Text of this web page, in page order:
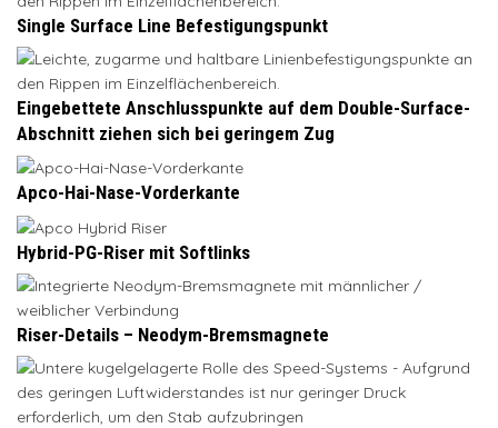
Single Surface Line Befestigungspunkt
Eingebettete Anschlusspunkte auf dem Double-Surface-
Abschnitt ziehen sich bei geringem Zug
Apco-Hai-Nase-Vorderkante
Hybrid-PG-Riser mit Softlinks
Riser-Details – Neodym-Bremsmagnete